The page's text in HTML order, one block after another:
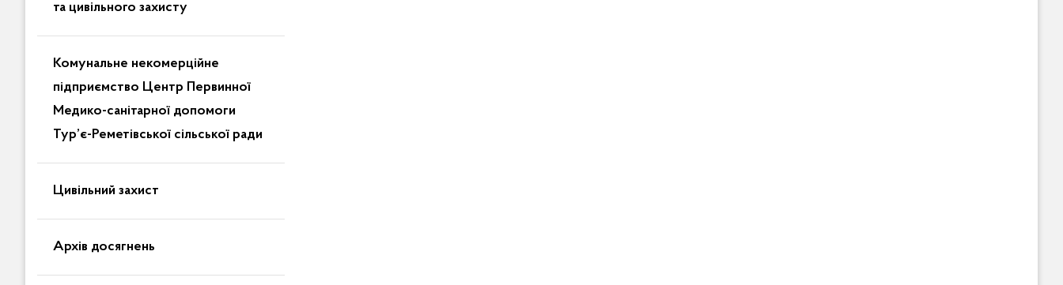
та цивільного захисту
Комунальне некомерційне
підприємство Центр Первинної
Медико-санітарної допомоги
Тур’є-Реметівської сільської ради
Цивільний захист
Архів досягнень